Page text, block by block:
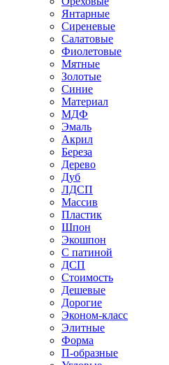
Янтарные
Сиреневые
Салатовые
Фиолетовые
Мятные
Золотые
Синие
Материал
МДФ
Эмаль
Акрил
Береза
Дерево
Дуб
ЛДСП
Массив
Пластик
Шпон
Экошпон
С патиной
ДСП
Стоимость
Дешевые
Дорогие
Эконом-класс
Элитные
Форма
П-образные